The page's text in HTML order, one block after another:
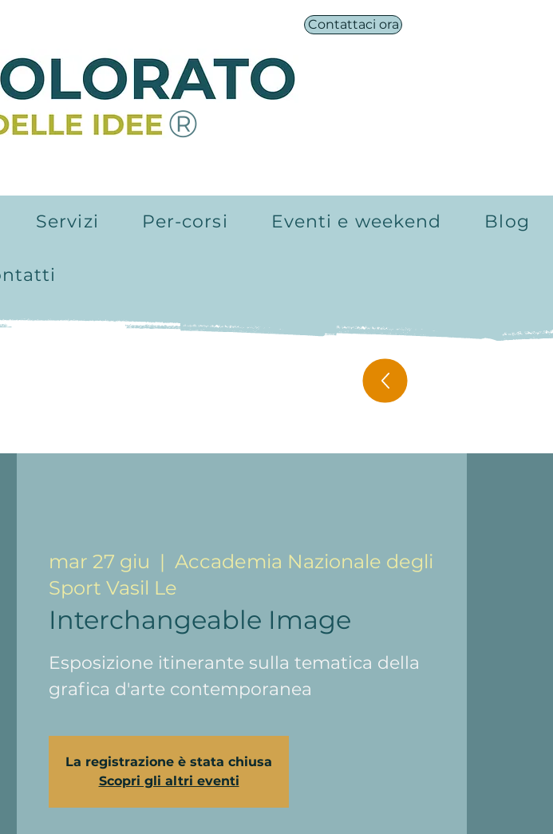
Contattaci ora
®
Servizi Per-corsi Eventi e weekend Blog
mar 27 giu
  |
Accademia Nazionale degli
Sport Vasil Le
Interchangeable Image
Esposizione itinerante sulla tematica della
grafica d'arte contemporanea
La registrazione è stata chiusa
Scopri gli altri eventi